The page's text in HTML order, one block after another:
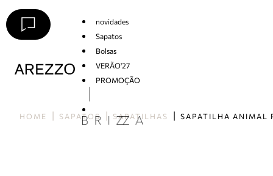
novidades
Sapatos
Bolsas
VERÃO'27
PROMOÇÃO
HOME SAPATOS SAPATILHAS